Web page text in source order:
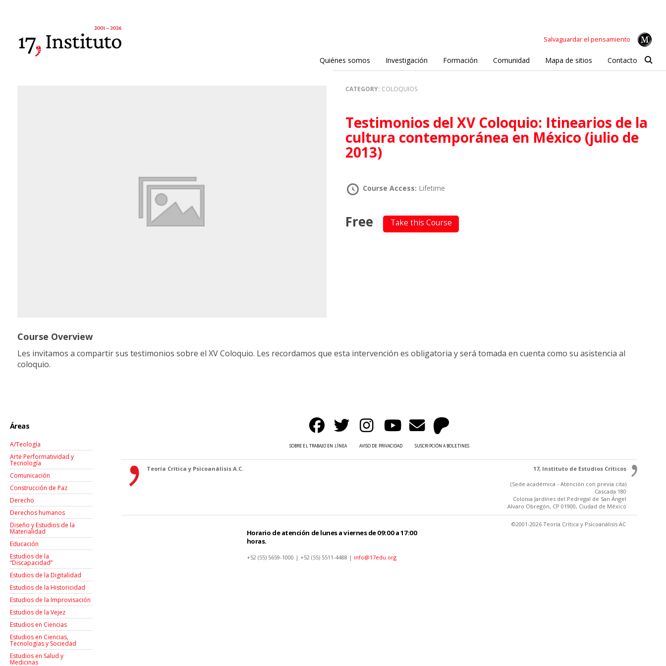
Salvaguardar el pensamiento
Quiénes somos Investigación Formación Comunidad Mapa de sitios Contacto
CATEGORY: COLOQUIOS
Testimonios del XV Coloquio: Itinearios de la
cultura contemporánea en México (julio de
2013)
Course Access: Lifetime
Free Take this Course
Course Overview
Les invitamos a compartir sus testimonios sobre el XV Coloquio. Les recordamos que esta intervención es obligatoria y será tomada en cuenta como su asistencia al
coloquio.
Áreas
A/Teología
Arte Performatividad y
Tecnología
Comunicación
Construcción de Paz
Derecho
Derechos humanos
Diseño y Estudios de la
Materialidad
Educación
Estudios de la
“Discapacidad”
Estudios de la Digitalidad
Estudios de la Historicidad
Estudios de la Improvisación
Estudios de la Vejez
Estudios en Ciencias
Estudios en Ciencias,
Tecnologías y Sociedad
Estudios en Salud y
Medicinas
SOBRE EL TRABAJO EN LÍNEA AVISO DE PRIVACIDAD SUSCRIPCIÓN A BOLETINES
Teoría Crítica y Psicoanálisis A.C. 17, Instituto de Estudios Críticos
(Sede académica - Atención con previa cita)
Cascada 180
Colonia Jardínes del Pedregal de San Ángel
Alvaro Obregón, CP 01900, Ciudad de México
Horario de atención de lunes a viernes de 09:00 a 17:00
horas.
+52 (55) 5659-1000 | +52 (55) 5511-4488 | info@17edu.org
©2001-2026 Teoría Crítica y Psicoanálisis AC